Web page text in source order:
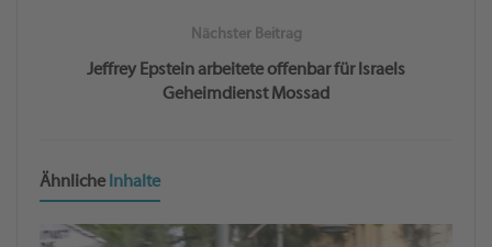
Nächster Beitrag
Jeffrey Epstein arbeitete offenbar für Israels
Geheimdienst Mossad
Ähnliche Inhalte